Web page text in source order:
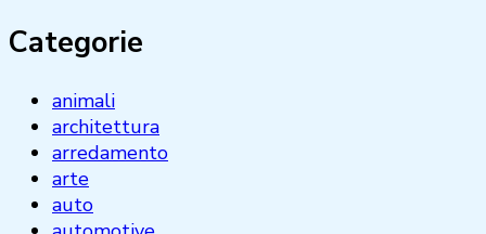
Categorie
animali
architettura
arredamento
arte
auto